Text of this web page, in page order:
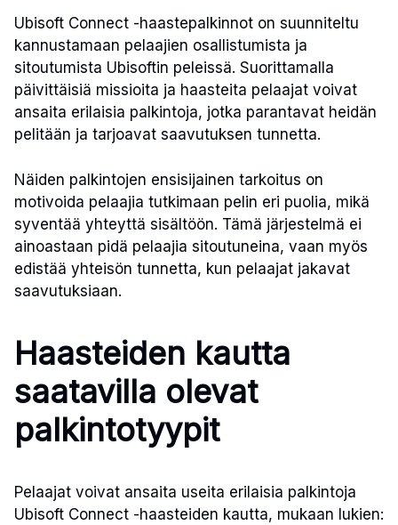
Ubisoft Connect -haastepalkinnot on suunniteltu
kannustamaan pelaajien osallistumista ja
sitoutumista Ubisoftin peleissä. Suorittamalla
päivittäisiä missioita ja haasteita pelaajat voivat
ansaita erilaisia palkintoja, jotka parantavat heidän
pelitään ja tarjoavat saavutuksen tunnetta.
Näiden palkintojen ensisijainen tarkoitus on
motivoida pelaajia tutkimaan pelin eri puolia, mikä
syventää yhteyttä sisältöön. Tämä järjestelmä ei
ainoastaan pidä pelaajia sitoutuneina, vaan myös
edistää yhteisön tunnetta, kun pelaajat jakavat
saavutuksiaan.
Haasteiden kautta
saatavilla olevat
palkintotyypit
Pelaajat voivat ansaita useita erilaisia palkintoja
Ubisoft Connect -haasteiden kautta, mukaan lukien: